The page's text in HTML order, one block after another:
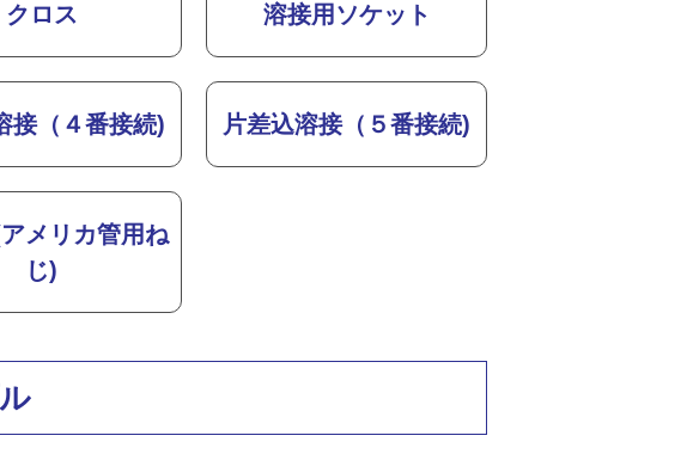
クロス 溶接用ソケット
接（４番接続) 片差込溶接（５番接続)
メリカ管用ね
じ)